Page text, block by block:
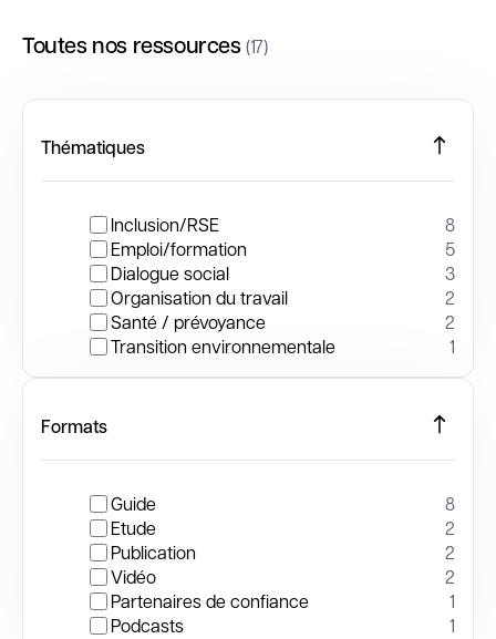
Toutes nos ressources(17)
Thématiques
Inclusion/RSE
8
Emploi/formation
5
Dialogue social
3
Organisation du travail
2
Santé / prévoyance
2
Transition environnementale
1
Formats
Guide
8
Etude
2
Publication
2
Vidéo
2
Partenaires de confiance
1
Podcasts
1